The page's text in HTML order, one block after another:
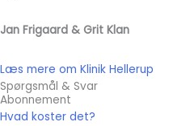
Jan Frigaard & Grit Klan
Læs mere om Klinik Hellerup
Spørgsmål & Svar
Abonnement
Hvad koster det?